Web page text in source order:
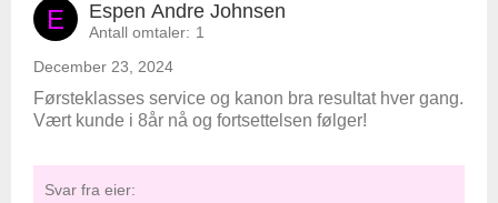
E Espen Andre Johnsen
Antall omtaler: 1
December 23, 2024
Førsteklasses service og kanon bra resultat hver gang.
Vært kunde i 8år nå og fortsettelsen følger!
Svar fra eier: